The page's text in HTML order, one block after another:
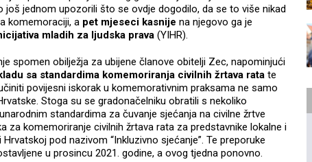
jednom upozorili što se ovdje dogodilo, da se to više nikad
komemoraciji, a pet mjeseci kasnije na njegovo ga je
mladih za ljudska prava (YIHR).
spomen obilježja za ubijene članove obitelji Zec, napominjući
sa standardima komemoriranja civilnih žrtava rata te
povijesni iskorak u komemorativnim praksama ne samo
Stoga su se gradonačelniku obratili s nekoliko
standardima za čuvanje sjećanja na civilne žrtve
za komemoriranje civilnih žrtava rata za predstavnike lokalne i
pod nazivom “Inkluzivno sjećanje”. Te preporuke
u prosincu 2021. godine, a ovog tjedna ponovno.